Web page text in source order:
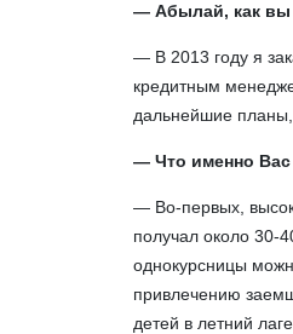
— Абылай, как вы
— В 2013 году я
кредитным
дальнейшие планы,
— Что именно Вас
— Во-первых,
получал около 30-
однокурсницы
привлечению
детей в летний